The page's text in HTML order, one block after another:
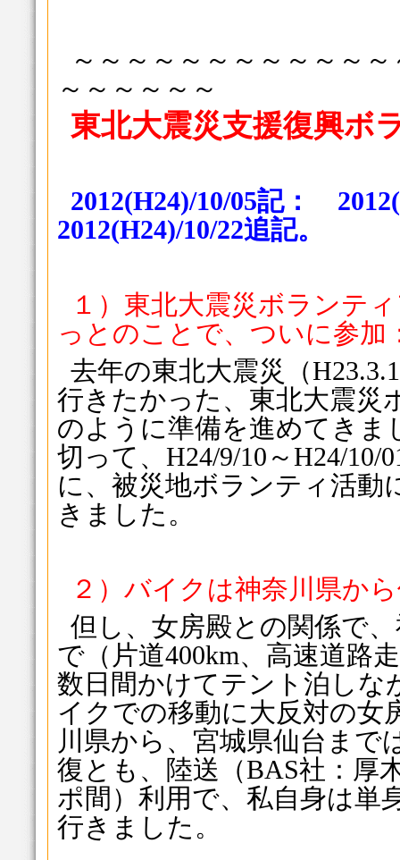
～～～～～～～～～～～
～～～～～～
東北大震災支援復興ボ
2012(H24)/10/05記：
2012(H24)/10/22追記。
１）東北大震災ボランテ
っとのことで、ついに参加
去年の東北大震災（
行きたかった、東北大震災
のように準備を進めてきま
切って、H24/9/10～H24/10/
に、被災地ボランティ活動
きました。
２）バイクは神奈川県か
但し、女房殿との関係で
で（片道400km、高速道路
数日間かけてテント泊しな
イクでの移動に大反対の女
川県から、宮城県仙台まで
復とも、陸送（BAS社：厚
ポ間）利用で、私自身は単
行きました。